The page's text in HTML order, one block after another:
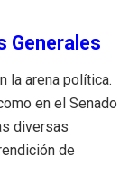
Generales
la arena política.
en el Senado
diversas
de